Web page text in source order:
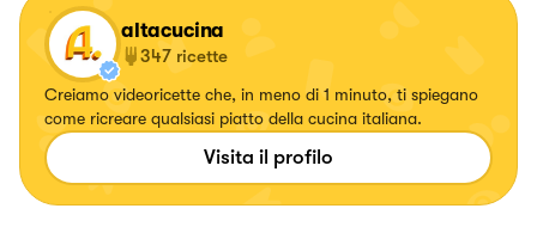
altacucina
347 ricette
Creiamo videoricette che, in meno di 1 minuto, ti spiegano
come ricreare qualsiasi piatto della cucina italiana.
Visita il profilo